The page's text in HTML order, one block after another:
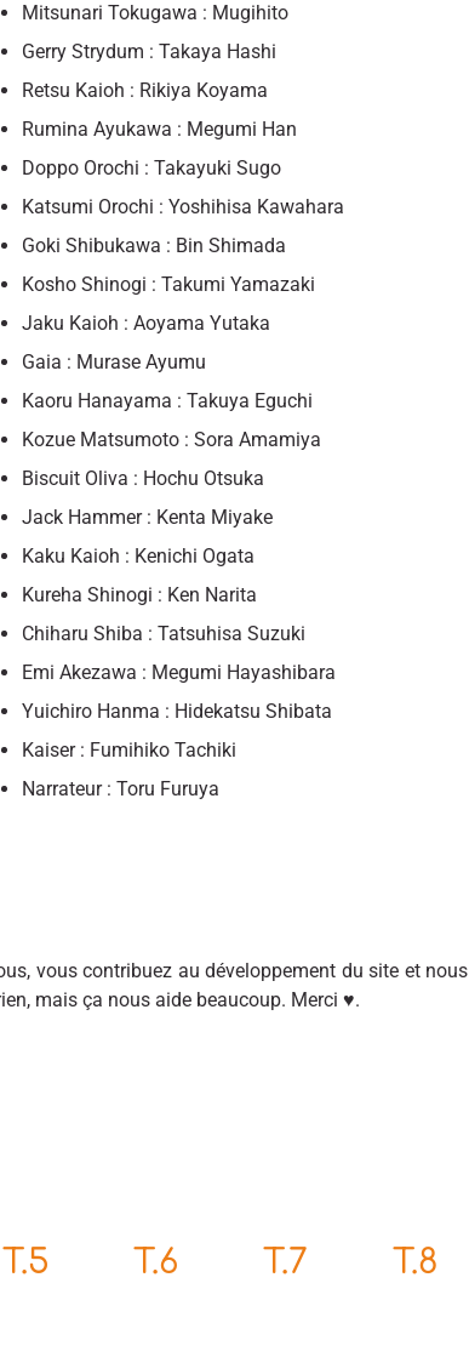
Mitsunari Tokugawa : Mugihito
Gerry Strydum : Takaya Hashi
Retsu Kaioh : Rikiya Koyama
Rumina Ayukawa : Megumi Han
Doppo Orochi : Takayuki Sugo
Katsumi Orochi : Yoshihisa Kawahara
Goki Shibukawa : Bin Shimada
Kosho Shinogi : Takumi Yamazaki
Jaku Kaioh : Aoyama Yutaka
Gaia : Murase Ayumu
Kaoru Hanayama : Takuya Eguchi
Kozue Matsumoto : Sora Amamiya
Biscuit Oliva : Hochu Otsuka
Jack Hammer : Kenta Miyake
Kaku Kaioh : Kenichi Ogata
Kureha Shinogi : Ken Narita
Chiharu Shiba : Tatsuhisa Suzuki
Emi Akezawa : Megumi Hayashibara
Yuichiro Hanma : Hidekatsu Shibata
Kaiser : Fumihiko Tachiki
Narrateur : Toru Furuya
vous contribuez au développement du site et nous
mais ça nous aide beaucoup. Merci ♥.
T.5 T.6 T.7 T.8